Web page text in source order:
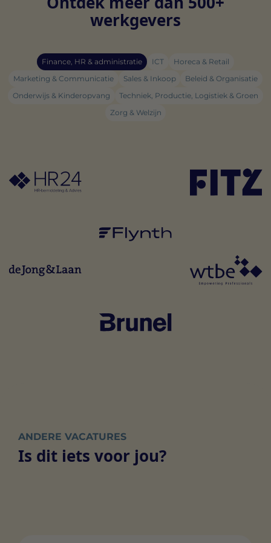
werkgevers
Finance, HR & administratie ICT
Horeca & Retail
Marketing & Communicatie
Sales & Inkoop
Beleid & Organisatie
Onderwijs & Kinderopvang
Techniek, Productie, Logistiek & Groen
Zorg & Welzijn
ANDERE VACATURES
Is dit iets voor jou?